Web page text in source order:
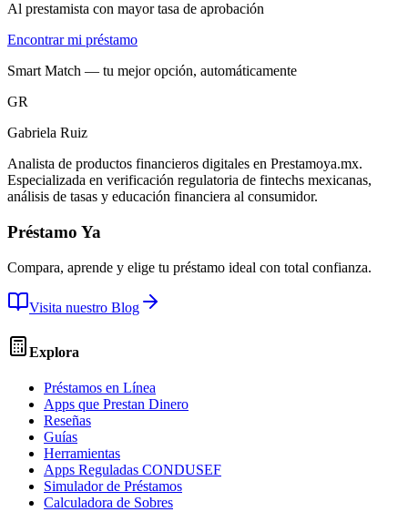
Al prestamista con mayor tasa de aprobación
Encontrar mi préstamo
Smart Match — tu mejor opción, automáticamente
GR
Gabriela Ruiz
Analista de productos financieros digitales en Prestamoya.mx.
Especializada en verificación regulatoria de fintechs mexicanas,
análisis de tasas y educación financiera al consumidor.
Préstamo Ya
Compara, aprende y elige tu préstamo ideal con total confianza.
Visita nuestro Blog
Explora
Préstamos en Línea
Apps que Prestan Dinero
Reseñas
Guías
Herramientas
Apps Reguladas CONDUSEF
Simulador de Préstamos
Calculadora de Sobres